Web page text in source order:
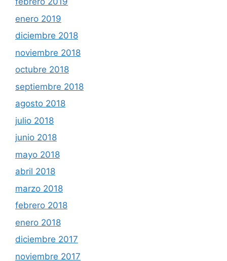
enero 2019
diciembre 2018
noviembre 2018
octubre 2018
septiembre 2018
agosto 2018
julio 2018
junio 2018
mayo 2018
abril 2018
marzo 2018
febrero 2018
enero 2018
diciembre 2017
noviembre 2017